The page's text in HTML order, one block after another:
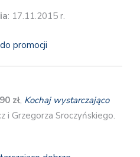
: 17.11.2015 r.
promocji
zł, Kochaj wystarczająco
i Grzegorza Sroczyńskiego.